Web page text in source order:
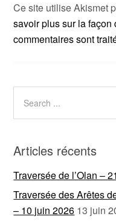
Ce site utilise Akismet
savoir plus sur la
commentaires sont
Articles récents
Traversée de l’Olan –
Traversée des Arêtes
– 10 juin 2026 13 juin